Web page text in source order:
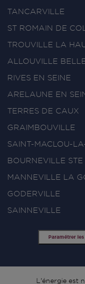
TANCARVILLE
ST ROMAIN DE
TROUVILLE LA
ALLOUVILLE
RIVES EN SEINE
ARELAUNE EN
TERRES DE CAUX
GRAIMBOUVILLE
SAINT-MACLOU-
BOURNEVILLE STE
MANNEVILLE LA
GODERVILLE
SAINNEVILLE
Paramétrer
L'énergie est